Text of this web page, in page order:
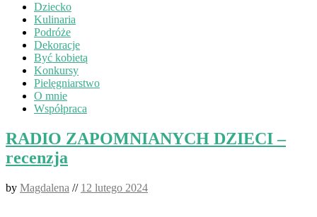
Dziecko
Kulinaria
Podróże
Dekoracje
Być kobietą
Konkursy
Pielęgniarstwo
O mnie
Współpraca
RADIO ZAPOMNIANYCH DZIECI –
recenzja
by Magdalena // 12 lutego 2024